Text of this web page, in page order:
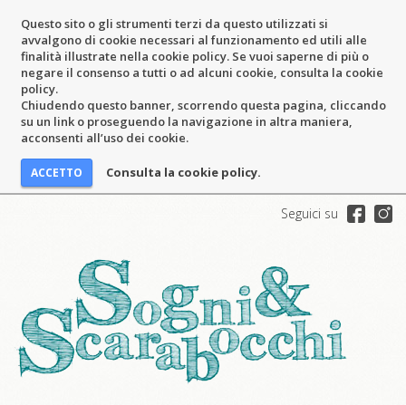
Questo sito o gli strumenti terzi da questo utilizzati si
avvalgono di cookie necessari al funzionamento ed utili alle
finalità illustrate nella cookie policy. Se vuoi saperne di più o
negare il consenso a tutti o ad alcuni cookie, consulta la cookie
policy.
Chiudendo questo banner, scorrendo questa pagina, cliccando
su un link o proseguendo la navigazione in altra maniera,
acconsenti all’uso dei cookie.
Consulta la cookie policy.
Seguici su